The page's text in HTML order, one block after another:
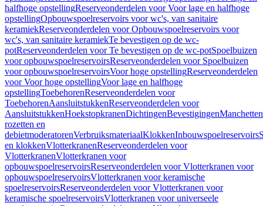
halfhoge opstellingReserveonderdelen voor Voor lage en halfhoge
opstellingOpbouwspoelreservoirs voor wc's, van sanitaire
keramiekReserveonderdelen voor Opbouwspoelreservoirs voor
wc's, van sanitaire keramiekTe bevestigen op de wc-
potReserveonderdelen voor Te bevestigen op de wc-potSpoelbuizen
voor opbouwspoelreservoirsReserveonderdelen voor Spoelbuizen
voor opbouwspoelreservoirsVoor hoge opstellingReserveonderdelen
voor Voor hoge opstellingVoor lage en halfhoge
opstellingToebehorenReserveonderdelen voor
ToebehorenAansluitstukkenReserveonderdelen voor
AansluitstukkenHoekstopkranenDichtingenBevestigingenManchetten
rozetten en
debietmoderatorenVerbruiksmateriaalKlokkenInbouwspoelreservoirs
en klokkenVlotterkranenReserveonderdelen voor
VlotterkranenVlotterkranen voor
opbouwspoelreservoirsReserveonderdelen voor Vlotterkranen voor
opbouwspoelreservoirsVlotterkranen voor keramische
spoelreservoirsReserveonderdelen voor Vlotterkranen voor
keramische spoelreservoirsVlotterkranen voor universeele